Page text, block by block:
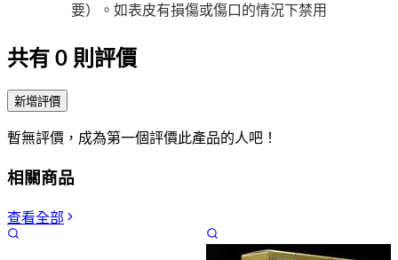
要）。如表皮有損傷或傷口的情況下禁用
共有 0 則評價
新增評價
暫無評價，成為第一個評價此產品的人吧！
相關商品
查看全部